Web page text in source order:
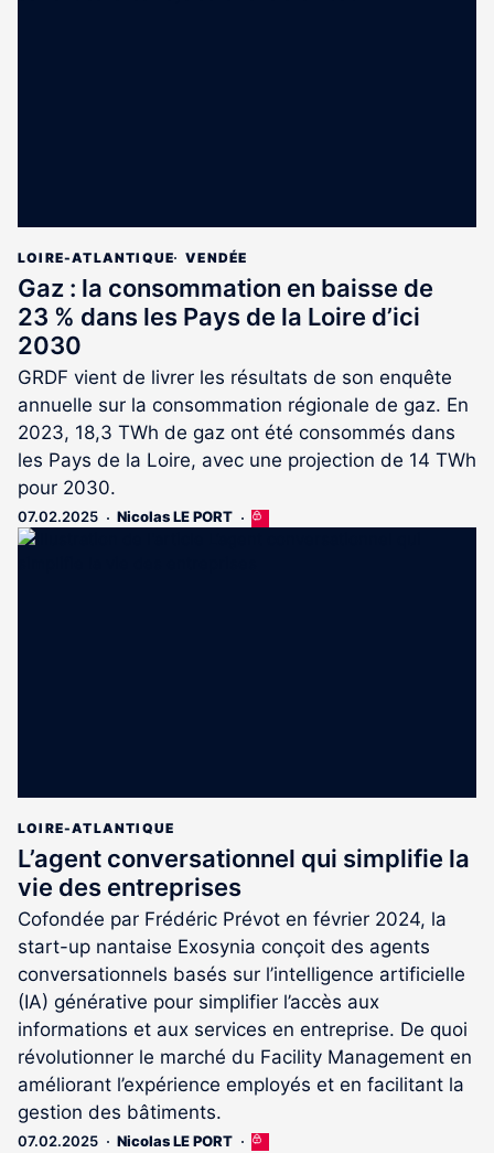
LOIRE-ATLANTIQUE VENDÉE
Gaz : la consommation en baisse de
23 % dans les Pays de la Loire d’ici
2030
GRDF vient de livrer les résultats de son enquête
annuelle sur la consommation régionale de gaz. En
2023, 18,3 TWh de gaz ont été consommés dans
les Pays de la Loire, avec une projection de 14 TWh
pour 2030.
07.02.2025 Nicolas LE PORT
Cet
LOIRE-ATLANTIQUE
L’agent conversationnel qui simplifie la
vie des entreprises
Cofondée par Frédéric Prévot en février 2024, la
start-up nantaise Exosynia conçoit des agents
conversationnels basés sur l’intelligence artificielle
(IA) générative pour simplifier l’accès aux
informations et aux services en entreprise. De quoi
révolutionner le marché du Facility Management en
améliorant l’expérience employés et en facilitant la
gestion des bâtiments.
07.02.2025 Nicolas LE PORT
Cet